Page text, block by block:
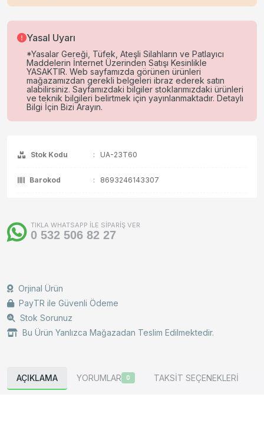
Yasal Uyarı
*Yasalar Gereği, Tüfek, Ateşli Silahların ve Patlayıcı
Maddelerin İnternet Üzerinden Satışı Kesinlikle
YASAKTIR. Web sayfamızda görünen ürünleri
mağazamızdan gerekli belgeleri ibraz ederek satın
alabilirsiniz. Sayfamızdaki bilgiler stoklarımızdaki ürünleri
ve teknik bilgileri belirtmek için yayınlanmaktadır. Detaylı
Bilgi İçin Bizi Arayın.
Stok Kodu : UA-23T60
Barokod : 8693246143307
TIKLA WHATSAPP İLE SİPARİŞ VER
0 532 506 82 27
Orjinal Ürün
PayTR ile Güvenli Ödeme
Stok Sorunuz
Bu Ürün Yanlızca Mağazadan Teslim Edilmektedir.
AÇIKLAMA YORUMLAR 0 TAKSİT SEÇENEKLERİ